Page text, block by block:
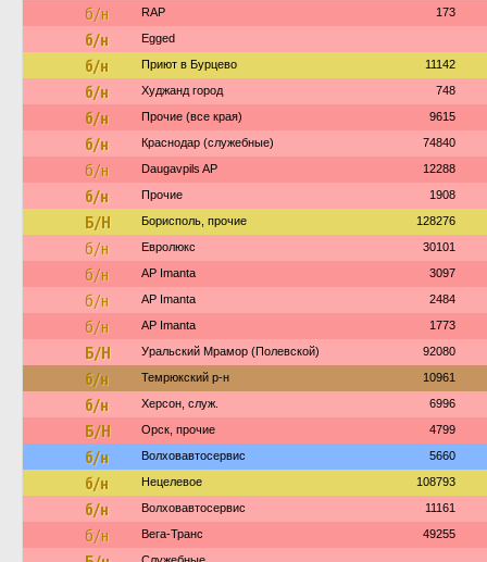
б/н RAP 173
б/н Egged
б/н Приют в Бурцево 11142
б/н Худжанд город 748
б/н Прочие (все края) 9615
б/н Краснодар (служебные) 74840
б/н Daugavpils AP 12288
б/н Прочие 1908
Б/Н Борисполь, прочие 128276
б/н Евролюкс 30101
б/н AP Imanta 3097
б/н AP Imanta 2484
б/н AP Imanta 1773
Б/Н Уральский Мрамор (Полевской) 92080
б/н Темрюкский р-н 10961
б/н Херсон, служ. 6996
Б/Н Орск, прочие 4799
б/н Волховавтосервис 5660
б/н Нецелевое 108793
б/н Волховавтосервис 11161
б/н Вега-Транс 49255